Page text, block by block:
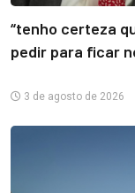
“tenho certeza
pedir para ficar
3 de agosto de 2026